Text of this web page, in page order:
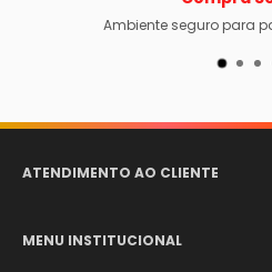
para pagamentos online
ATENDIMENTO AO CLIENTE
WhatsApp:+55 (12) 98246-4555
MENU INSTITUCIONAL